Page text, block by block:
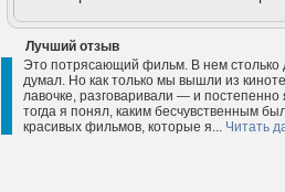
Лучший отзыв
Это потрясающий фильм. В нем столько
думал. Но как только мы вышли из
лавочке, разговаривали — и
тогда я понял, каким бесчувственным
красивых фильмов, которые я... Читать